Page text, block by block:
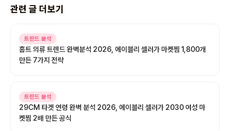
관련 글 더보기
트렌드 분석
홈트 의류 트렌드 완벽분석 2026, 에이블리 셀러가 마켓찜 1,800개
만든 7가지 전략
트렌드 분석
29CM 타겟 연령 완벽 분석 2026, 에이블리 셀러가 2030 여성 마
켓찜 2배 만든 공식